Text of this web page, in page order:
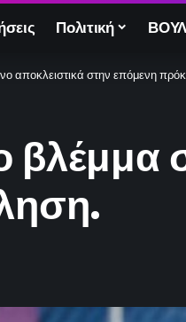
Πολιτική
αποκλειστικά στην επόμενη
βλέμμα